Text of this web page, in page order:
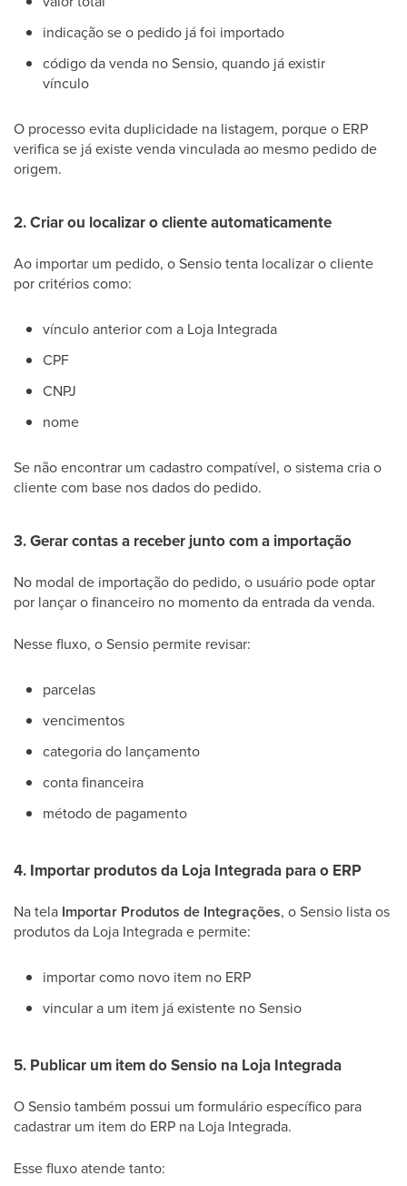
indicação se o pedido já foi importado
código da venda no Sensio, quando já existir
vínculo
O processo evita duplicidade na listagem, porque o ERP
verifica se já existe venda vinculada ao mesmo pedido de
origem.
2. Criar ou localizar o cliente automaticamente
Ao importar um pedido, o Sensio tenta localizar o cliente
por critérios como:
vínculo anterior com a Loja Integrada
CPF
CNPJ
nome
Se não encontrar um cadastro compatível, o sistema cria o
cliente com base nos dados do pedido.
3. Gerar contas a receber junto com a importação
No modal de importação do pedido, o usuário pode optar
por lançar o financeiro no momento da entrada da venda.
Nesse fluxo, o Sensio permite revisar:
parcelas
vencimentos
categoria do lançamento
conta financeira
método de pagamento
4. Importar produtos da Loja Integrada para o ERP
Na tela Importar Produtos de Integrações, o Sensio lista os
produtos da Loja Integrada e permite:
importar como novo item no ERP
vincular a um item já existente no Sensio
5. Publicar um item do Sensio na Loja Integrada
O Sensio também possui um formulário específico para
cadastrar um item do ERP na Loja Integrada.
Esse fluxo atende tanto: